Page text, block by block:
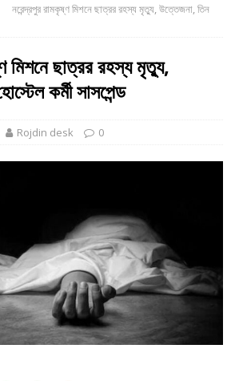
নরেন্দ্রপুর রামকৃষ্ণ মিশনে ছাত্রর রহস্য মৃত্যু, উত্তেজনা, তিন
মিশনে ছাত্রর রহস্য মৃত্যু,
কর্মী সাসপেন্ড
Rojdin desk 0